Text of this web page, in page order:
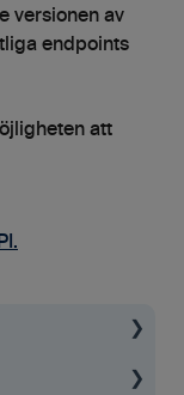
versionen av
endpoints
att